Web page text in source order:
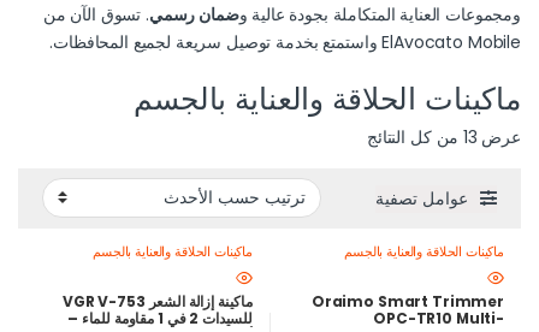
ومجموعات العناية المتكاملة بجودة عالية وضمان رسمي. تسوق الآن من
ElAvocato Mobileواستمتع بخدمة توصيل سريعة لجميع المحافظات.
ماكينات الحلاقة والعناية بالجسم
عرض ⁦13⁩ من كل النتائج
عوامل تصفية
ماكينات الحلاقة والعناية بالجسم
Oraimo Smart Trimmer
OPC-TR10 Multi-
ماكينات الحلاقة والعناية بالجسم
ماكينة إزالة الشعر VGR V-753
للسيدات 2 في 1 مقاومة للماء –